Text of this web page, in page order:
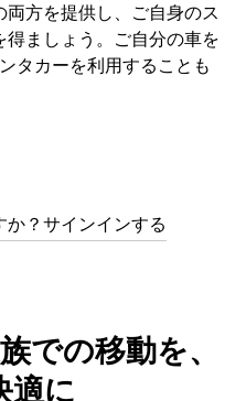
方を提供し、ご自身のス
ましょう。ご自分の車を
タカーを利用することも
？サインインする
での移動を、
適に